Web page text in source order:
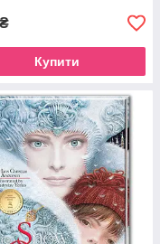
₴
Купити